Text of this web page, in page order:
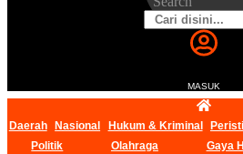
MASUK
Daerah Nasional Hukum & Kriminal
Politik
Olahraga Gaya